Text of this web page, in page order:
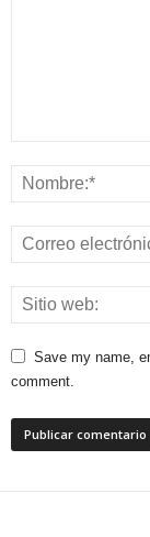
Save my name,
comment.